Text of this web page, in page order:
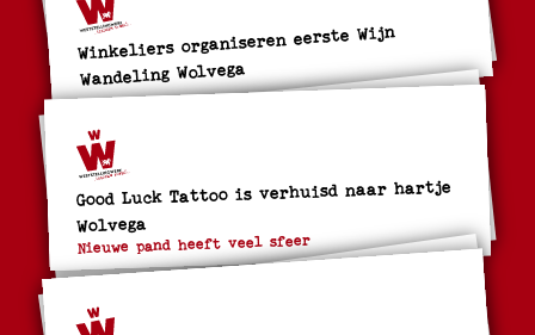
Winkeliers organiseren eerste Wijn
Wandeling Wolvega
Good Luck Tattoo is verhuisd naar hartje
Wolvega
Nieuwe pand heeft veel sfeer